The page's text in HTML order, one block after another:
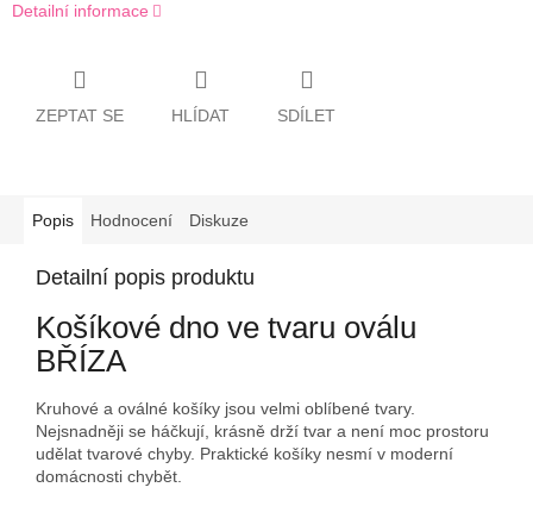
Detailní informace
ZEPTAT SE HLÍDAT SDÍLET
Popis Hodnocení Diskuze
Detailní popis produktu
Košíkové dno ve tvaru oválu
BŘÍZA
Kruhové a oválné košíky jsou velmi oblíbené tvary.
Nejsnadněji se háčkují, krásně drží tvar a není moc prostoru
udělat tvarové chyby. Praktické košíky nesmí v moderní
domácnosti chybět.